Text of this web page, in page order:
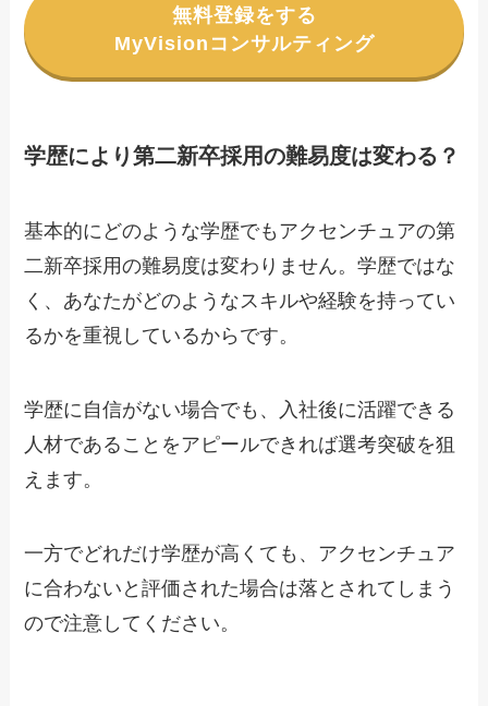
無料登録をする
MyVisionコンサルティング
学歴により第二新卒採用の難易度は変わる？
基本的にどのような学歴でもアクセンチュアの第
二新卒採用の難易度は変わりません。学歴ではな
く、あなたがどのようなスキルや経験を持ってい
るかを重視しているからです。
学歴に自信がない場合でも、入社後に活躍できる
人材であることをアピールできれば選考突破を狙
えます。
一方でどれだけ学歴が高くても、アクセンチュア
に合わないと評価された場合は落とされてしまう
ので注意してください。